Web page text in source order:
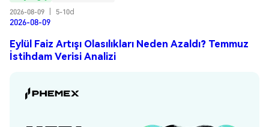
2026-08-09
5-10d
2026-08-09
Eylül Faiz Artışı Olasılıkları Neden Azaldı? Temmuz
İstihdam Verisi Analizi